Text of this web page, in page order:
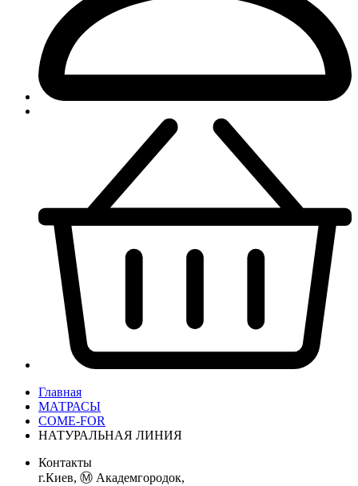
Главная
МАТРАСЫ
COME-FOR
НАТУРАЛЬНАЯ ЛИНИЯ
Контакты
г.Киев, Ⓜ️ Академгородок,